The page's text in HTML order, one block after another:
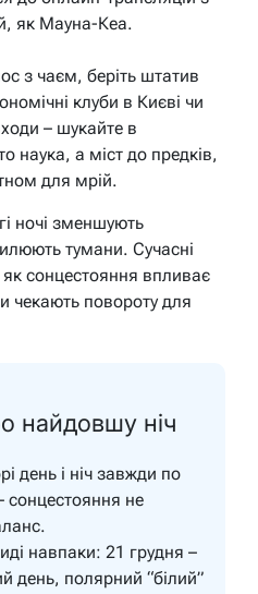
як Мауна-Кеа.
з чаєм, беріть штатив
клуби в Києві чи
– шукайте в
наука, а міст до предків,
для мрій.
ночі зменшують
тумани. Сучасні
сонцестояння впливає
чекають повороту для
найдовшу ніч
день і ніч завжди по
сонцестояння не
навпаки: 21 грудня –
день, полярний “білий”